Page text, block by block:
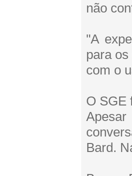
não
"A
para
com o
O SGE
Bard.